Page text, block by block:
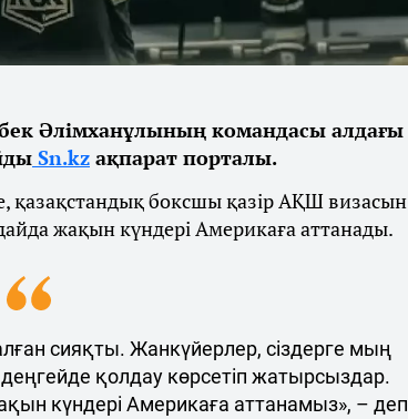
Әлімханұлының командасы алдағы
Sn.kz ақпарат порталы.
қазақстандық боксшы қазір АҚШ визасын
жақын күндері Америкаға аттанады.
сияқты. Жанкүйерлер, сіздерге мың
қолдау көрсетіп жатырсыздар.
күндері Америкаға аттанамыз», – деп